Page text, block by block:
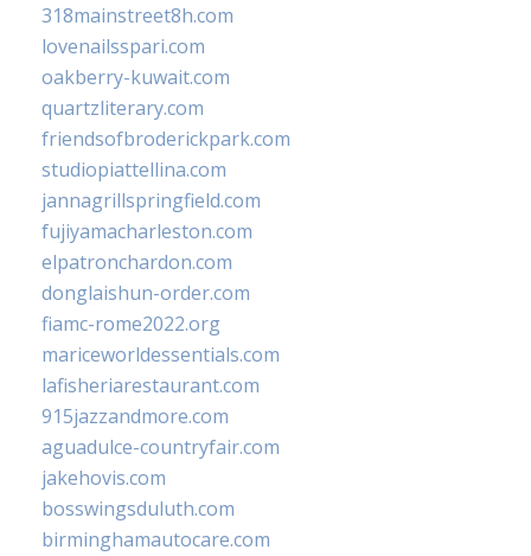
318mainstreet8h.com
lovenailsspari.com
oakberry-kuwait.com
quartzliterary.com
friendsofbroderickpark.com
studiopiattellina.com
jannagrillspringfield.com
fujiyamacharleston.com
elpatronchardon.com
donglaishun-order.com
fiamc-rome2022.org
mariceworldessentials.com
lafisheriarestaurant.com
915jazzandmore.com
aguadulce-countryfair.com
jakehovis.com
bosswingsduluth.com
birminghamautocare.com